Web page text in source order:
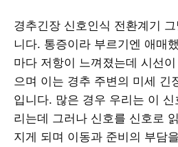
경추긴장 신호인식 전환계기
니다. 통증이라 부르기엔 애매
마다 저항이 느껴졌는데 시선
으며 이는 경추 주변의 미세 긴
입니다. 많은 경우 우리는 이
리는데 그러나 신호를 신호로
지게 되며 이동과 준비의 부담